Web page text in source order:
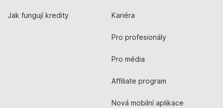
Jak fungují kredity Kariéra
Pro profesionály
Pro média
Affiliate program
Nová mobilní aplikace